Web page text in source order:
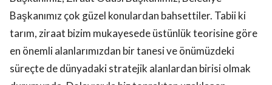
Başkanımız çok güzel konulardan bahsettiler. Tabii ki
tarım, ziraat bizim mukayesede üstünlük teorisine göre
en önemli alanlarımızdan bir tanesi ve önümüzdeki
süreçte de dünyadaki stratejik alanlardan birisi olmak